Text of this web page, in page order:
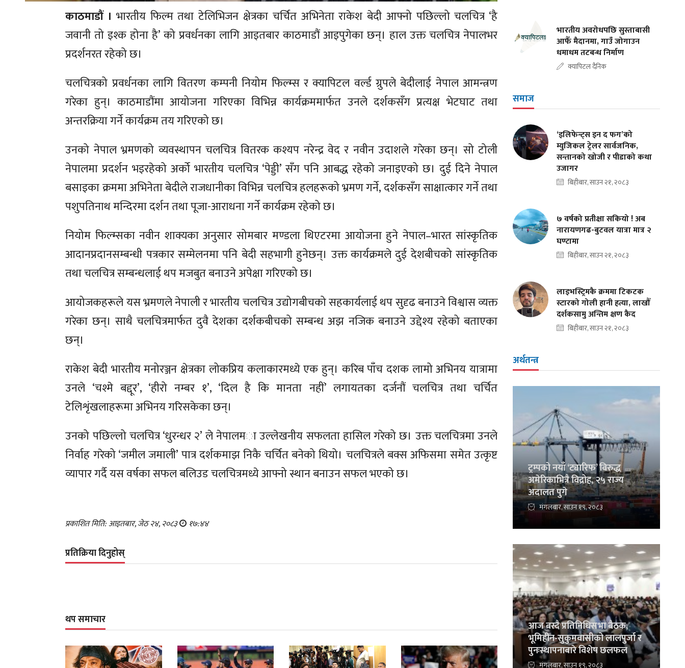
काठमाडौं । भारतीय फिल्म तथा टेलिभिजन क्षेत्रका चर्चित अभिनेता राकेश बेदी आफ्नो पछिल्लो चलचित्र ‘है
जवानी तो इश्क होना है’ को प्रवर्धनका लागि आइतबार काठमाडौं आइपुगेका छन्। हाल उक्त चलचित्र नेपालभर
प्रदर्शनरत रहेको छ।
चलचित्रको प्रवर्धनका लागि वितरण कम्पनी नियोम फिल्म्स र क्यापिटल वर्ल्ड ग्रुपले बेदीलाई नेपाल आमन्त्रण
गरेका हुन्। काठमाडौंमा आयोजना गरिएका विभिन्न कार्यक्रममार्फत उनले दर्शकसँग प्रत्यक्ष भेटघाट तथा
अन्तरक्रिया गर्ने कार्यक्रम तय गरिएको छ।
उनको नेपाल भ्रमणको व्यवस्थापन चलचित्र वितरक कश्यप नरेन्द्र वेद र नवीन उदाशले गरेका छन्। सो टोली
नेपालमा प्रदर्शन भइरहेको अर्को भारतीय चलचित्र ‘पेड्डी’ सँग पनि आबद्ध रहेको जनाइएको छ। दुई दिने नेपाल
बसाइका क्रममा अभिनेता बेदीले राजधानीका विभिन्न चलचित्र हलहरूको भ्रमण गर्ने, दर्शकसँग साक्षात्कार गर्ने तथा
पशुपतिनाथ मन्दिरमा दर्शन तथा पूजा-आराधना गर्ने कार्यक्रम रहेको छ।
नियोम फिल्म्सका नवीन शाक्यका अनुसार सोमबार मण्डला थिएटरमा आयोजना हुने नेपाल–भारत सांस्कृतिक
आदानप्रदानसम्बन्धी पत्रकार सम्मेलनमा पनि बेदी सहभागी हुनेछन्। उक्त कार्यक्रमले दुई देशबीचको सांस्कृतिक
तथा चलचित्र सम्बन्धलाई थप मजबुत बनाउने अपेक्षा गरिएको छ।
आयोजकहरूले यस भ्रमणले नेपाली र भारतीय चलचित्र उद्योगबीचको सहकार्यलाई थप सुदृढ बनाउने विश्वास व्यक्त
गरेका छन्। साथै चलचित्रमार्फत दुवै देशका दर्शकबीचको सम्बन्ध अझ नजिक बनाउने उद्देश्य रहेको बताएका
छन्।
राकेश बेदी भारतीय मनोरञ्जन क्षेत्रका लोकप्रिय कलाकारमध्ये एक हुन्। करिब पाँच दशक लामो अभिनय यात्रामा
उनले ‘चश्मे बद्दूर’, ‘हीरो नम्बर १’, ‘दिल है कि मानता नहीं’ लगायतका दर्जनौं चलचित्र तथा चर्चित
टेलिशृंखलाहरूमा अभिनय गरिसकेका छन्।
उनको पछिल्लो चलचित्र ‘धुरन्धर २’ ले नेपालमा उल्लेखनीय सफलता हासिल गरेको छ। उक्त चलचित्रमा उनले
निर्वाह गरेको ‘जमील जमाली’ पात्र दर्शकमाझ निकै चर्चित बनेको थियो। चलचित्रले बक्स अफिसमा समेत उत्कृष्ट
व्यापार गर्दै यस वर्षका सफल बलिउड चलचित्रमध्ये आफ्नो स्थान बनाउन सफल भएको छ।
प्रकाशित मिति: आइतबार, जेठ २४, २०८३ १७:४४
प्रतिक्रिया दिनुहोस्
थप समाचार
भारतीय अवरोधपछि सुस्ताबासी
आफैँ मैदानमा, गाउँ जोगाउन
धमाधम तटबन्ध निर्माण
क्यापिटल दैनिक
समाज
‘इलिफेन्ट्स इन द फग’को
म्युजिकल ट्रेलर सार्वजनिक,
सन्तानको खोजी र पीडाको कथा
उजागर
बिहीबार, साउन २१, २०८३
७ वर्षको प्रतीक्षा सकियो ! अब
नारायणगढ-बुटवल यात्रा मात्र २
घण्टामा
बिहीबार, साउन २१, २०८३
लाइभस्ट्रिमकै क्रममा टिकटक
स्टारको गोली हानी हत्या, लाखौँ
दर्शकसामु अन्तिम क्षण कैद
बिहीबार, साउन २१, २०८३
अर्थतन्त्र
ट्रम्पको नयाँ ‘ट्यारिफ’ विरुद्ध
अमेरिकाभित्रै विद्रोह, २५ राज्य
अदालत पुगे
मंगलबार, साउन १९, २०८३
आज बस्दै प्रतिनिधिसभा बैठक,
भूमिहीन-सुकुमवासीको लालपुर्जा र
पुनःस्थापनाबारे विशेष छलफल
मंगलबार, साउन १९, २०८३